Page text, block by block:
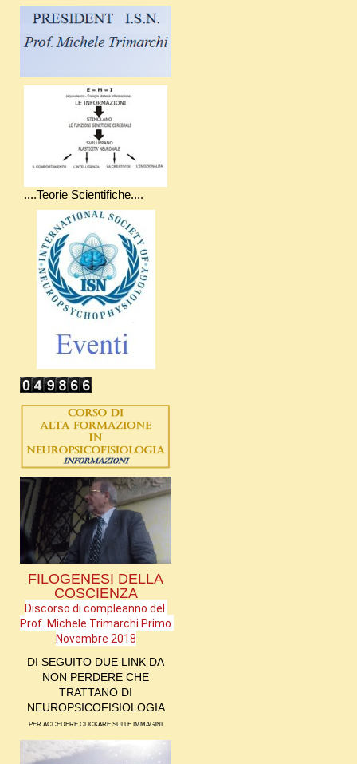
....Teorie Scientifiche....
FILOGENESI DELLA
COSCIENZA
Discorso di compleanno del
Prof. Michele Trimarchi Primo
Novembre 2018
DI SEGUITO DUE LINK DA
NON PERDERE CHE
TRATTANO DI
NEUROPSICOFISIOLOGIA
PER ACCEDERE CLICKARE SULLE IMMAGINI